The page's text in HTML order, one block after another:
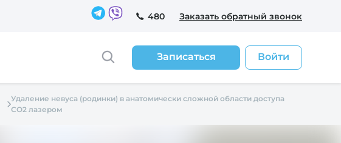
480 Заказать обратный звонок
Записаться Войти
Удаление невуса (родинки) в анатомически сложной области доступа
СО2 лазером